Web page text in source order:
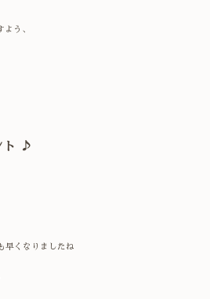
う、
ト ♪
早くなりましたね